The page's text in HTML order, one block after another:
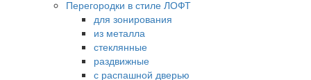
Перегородки в стиле ЛОФТ
для зонирования
из металла
стеклянные
раздвижные
с распашной дверью